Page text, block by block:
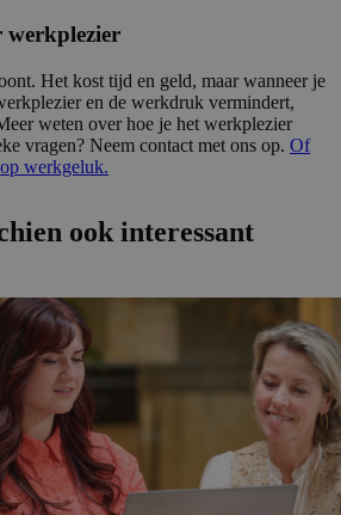
Het kost tijd en geld, maar wanneer je
en de werkdruk vermindert,
weten over hoe je het werkplezier
vragen? Neem contact met ons op. Of
werkgeluk.
ook interessant